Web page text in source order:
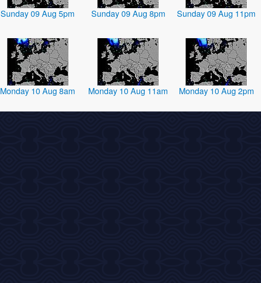
Sunday 09 Aug 5pm Sunday 09 Aug 8pm Sunday 09 Aug 11pm
Monday 10 Aug 8am Monday 10 Aug 11am Monday 10 Aug 2pm